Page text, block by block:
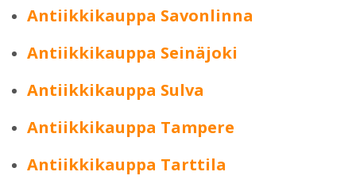
Antiikkikauppa Savonlinna
Antiikkikauppa Seinäjoki
Antiikkikauppa Sulva
Antiikkikauppa Tampere
Antiikkikauppa Tarttila